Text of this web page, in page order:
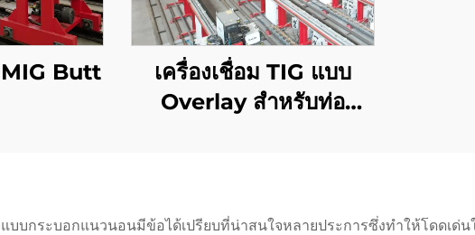
Butt
เครื่องเชื่อม TIG แบบ
Overlay สำหรับท่อ
แบบกระบอกแนวนอนมีข้อได้เปรียบที่น่าสนใจหลายประการซึ่งทำให้โดดเ